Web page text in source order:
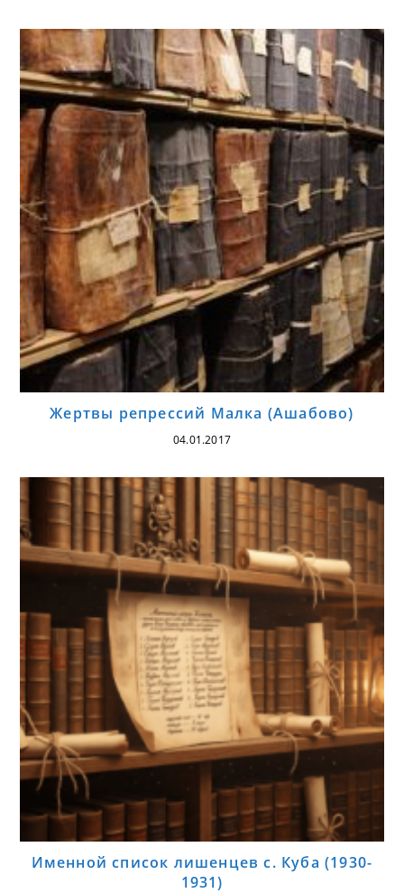
Жертвы репрессий Малка (Ашабово)
04.01.2017
Именной список лишенцев с. Куба (1930-
1931)